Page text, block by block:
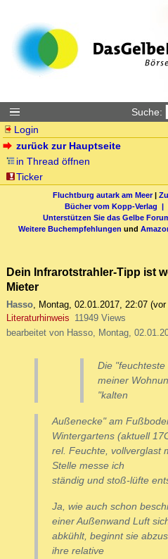
Suche:
Login
zurück zur Hauptseite
in Thread öffnen
Ticker
Fluchtburg autark am Meer|
Bücher vom Kopp-Verlag |
Unterstützen Sie das Gelbe
Weitere Buchempfehlungen und
Dein Infrarotstrahler-Tipp ist
Mieter
Hasso, Montag, 02.01.2017, 22:07 (vor
Literaturhinweis 11949 Views
bearbeitet von Hasso, Montag,
Die
meiner
"kalten
Außenecke" am
Wintergartens (aktuell
rel. Feuchte, vollverglast
Stelle messe ich
ständig und stoß-lüfte
Ja, wie auch schon
einer Außenwand Luft
abkühlt, beginnt sie
ihre relative